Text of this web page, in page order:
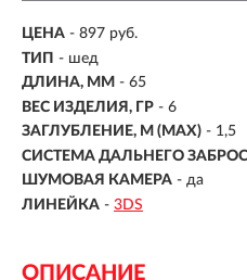
ЦЕНА - 897 руб.
ТИП - шед
ДЛИНА, ММ - 65
ВЕС ИЗДЕЛИЯ, ГР - 6
ЗАГЛУБЛЕНИЕ, М (MAX) - 1,5
СИСТЕМА ДАЛЬНЕГО
ШУМОВАЯ КАМЕРА - да
ЛИНЕЙКА - 3DS
ОПИСАНИЕ